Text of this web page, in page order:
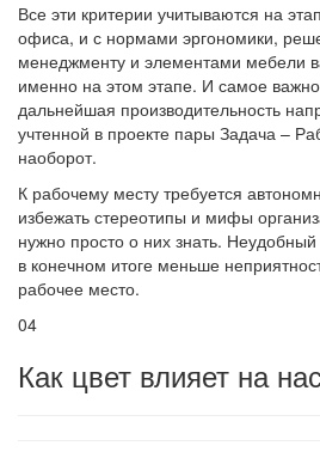
Все эти критерии учитываются на
офиса, и с нормами эргономики,
менеджменту и элементами мебели
именно на этом этапе. И самое
дальнейшая производительность
учтенной в проекте пары Задача –
наоборот.
К рабочему месту требуется
избежать стереотипы и мифы
нужно просто о них знать.
в конечном итоге меньше
рабочее место.
04
Как цвет влияет на